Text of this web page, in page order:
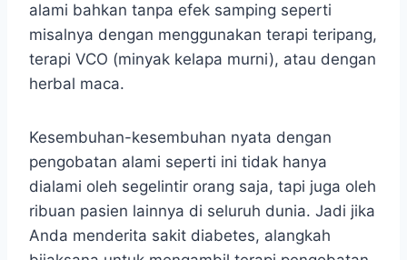
alami bahkan tanpa efek samping seperti
misalnya dengan menggunakan terapi teripang,
terapi VCO (minyak kelapa murni), atau dengan
herbal maca.
Kesembuhan-kesembuhan nyata dengan
pengobatan alami seperti ini tidak hanya
dialami oleh segelintir orang saja, tapi juga oleh
ribuan pasien lainnya di seluruh dunia. Jadi jika
Anda menderita sakit diabetes, alangkah